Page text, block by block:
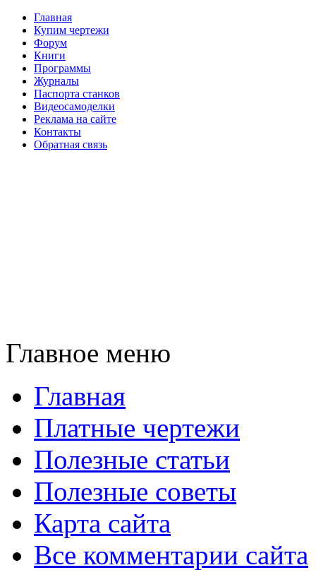
Главная
Купим чертежи
Форум
Книги
Программы
Журналы
Паспорта станков
Видеосамоделки
Реклама на сайте
Контакты
Обратная связь
Главное меню
Главная
Платные чертежи
Полезные статьи
Полезные советы
Карта сайта
Все комментарии сайта